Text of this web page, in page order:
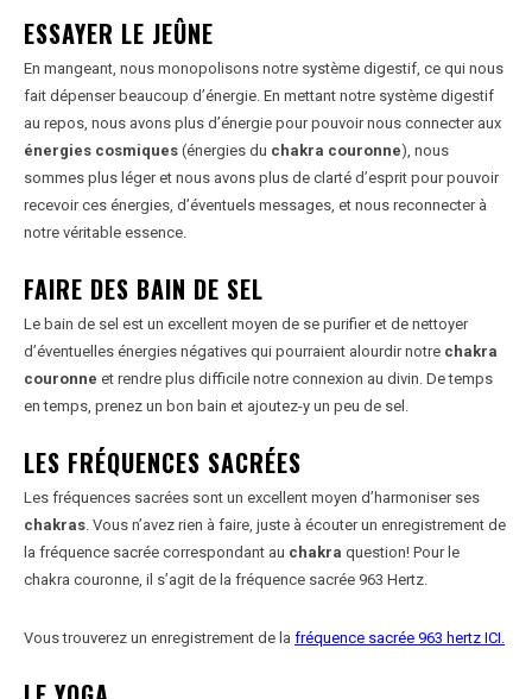
ESSAYER LE JEÛNE
En mangeant, nous monopolisons notre système digestif, ce qui nous
fait dépenser beaucoup d’énergie. En mettant notre système digestif
au repos, nous avons plus d’énergie pour pouvoir nous connecter aux
énergies cosmiques (énergies du chakra couronne), nous
sommes plus léger et nous avons plus de clarté d’esprit pour pouvoir
recevoir ces énergies, d’éventuels messages, et nous reconnecter à
notre véritable essence.
FAIRE DES BAIN DE SEL
Le bain de sel est un excellent moyen de se purifier et de nettoyer
d’éventuelles énergies négatives qui pourraient alourdir notre chakra
couronne et rendre plus difficile notre connexion au divin. De temps
en temps, prenez un bon bain et ajoutez-y un peu de sel.
LES FRÉQUENCES SACRÉES
Les fréquences sacrées sont un excellent moyen d’harmoniser ses
chakras. Vous n’avez rien à faire, juste à écouter un enregistrement de
la fréquence sacrée correspondant au chakra question! Pour le
chakra couronne, il s’agit de la fréquence sacrée 963 Hertz.
Vous trouverez un enregistrement de la fréquence sacrée 963 hertz ICI.